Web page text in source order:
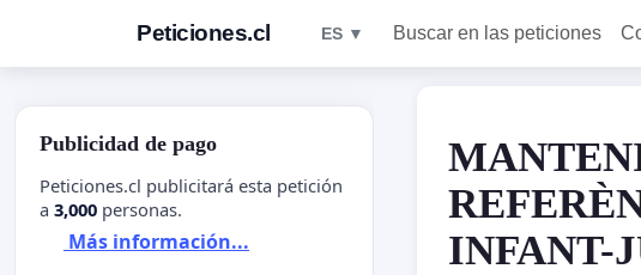
Peticiones.cl ES ▼ Buscar en las peticiones
INFANT-
Publicidad de pago
Peticiones.cl publicitará esta petición
a 3,000 personas.
Más información...